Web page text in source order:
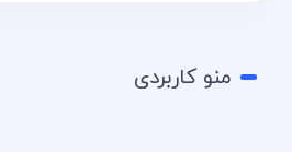
منو کاربردی